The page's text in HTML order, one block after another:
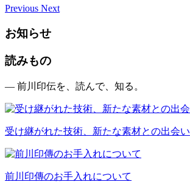
Previous Next
お知らせ
読みもの
— 前川印伝を、読んで、知る。
受け継がれた技術、新たな素材との出会い
前川印傳のお手入れについて